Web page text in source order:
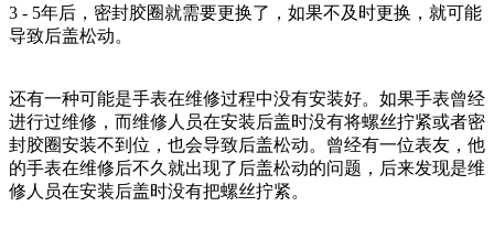
3 - 5年后，密封胶圈就需要更换了，如果不及时更换，就可能
导致后盖松动。
还有一种可能是手表在维修过程中没有安装好。如果手表曾经
进行过维修，而维修人员在安装后盖时没有将螺丝拧紧或者密
封胶圈安装不到位，也会导致后盖松动。曾经有一位表友，他
的手表在维修后不久就出现了后盖松动的问题，后来发现是维
修人员在安装后盖时没有把螺丝拧紧。